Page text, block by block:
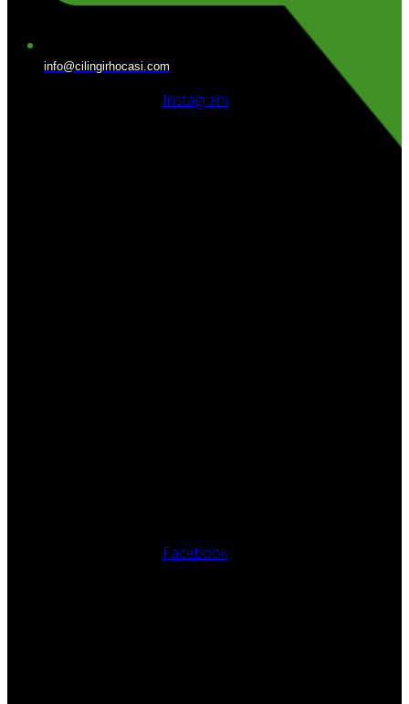
info@cilingirhocasi.com
Instagram
Facebook